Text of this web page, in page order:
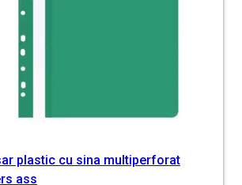
plastic cu sina multiperforat
ass